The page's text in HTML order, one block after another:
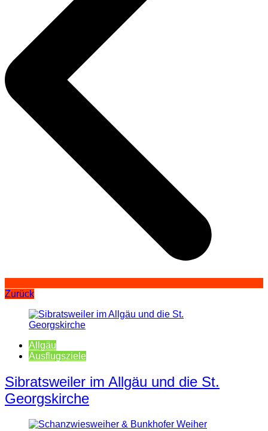
Zurück
Allgäu
Ausflugsziele
Sibratsweiler im Allgäu und die St.
Georgskirche